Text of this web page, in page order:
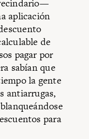
aplicación
de
pagar por
sabían que
la gente
antiarrugas,
para